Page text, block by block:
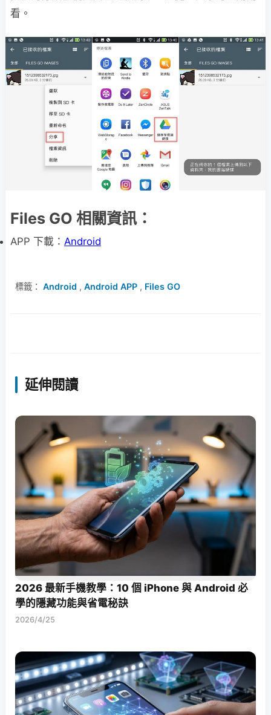
看。
Files GO 相關資訊：
APP 下載： Android
標籤： Android , Android APP , Files GO
延伸閱讀
2026 最新手機教學：10 個 iPhone 與 Android 必
學的隱藏功能與省電秘訣
2026/4/25